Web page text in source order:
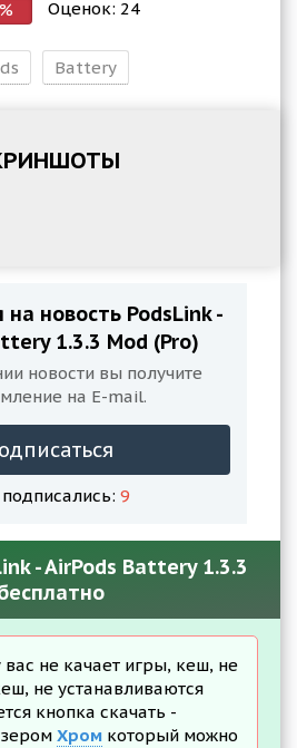
% Оценок: 24
Battery
на новость PodsLink -
1.3.3 Mod (Pro)
новости вы получите
на E-mail.
9
- AirPods Battery 1.3.3
вас не качает игры, кеш, не
не устанавливаются
кнопка скачать -
Хром который можно